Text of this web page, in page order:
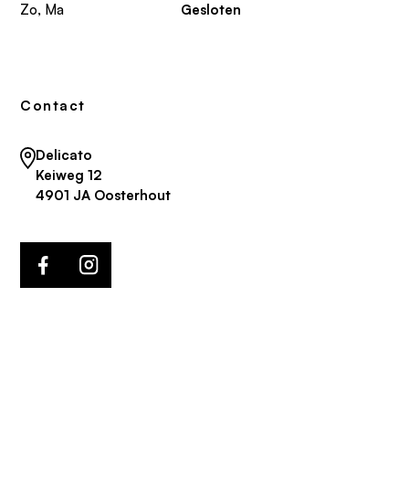
Zo, Ma Gesloten
Contact
Delicato
Keiweg 12
4901 JA Oosterhout